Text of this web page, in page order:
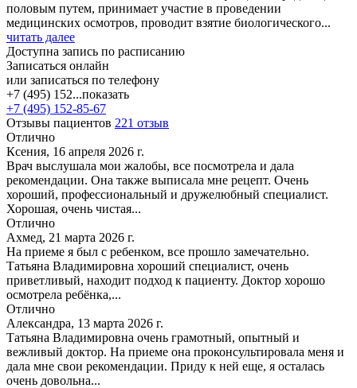
половым путем, принимает участие в проведении
медицинских осмотров, проводит взятие биологического...
читать далее
Доступна запись по расписанию
Записаться онлайн
или записаться по телефону
+7 (495) 152...показать
+7 (495) 152-85-67
Отзывы пациентов 221 отзыв
Отлично
Ксения, 16 апреля 2026 г.
Врач выслушала мои жалобы, все посмотрела и дала
рекомендации. Она также выписала мне рецепт. Очень
хороший, профессиональный и дружелюбный специалист.
Хорошая, очень чистая...
Отлично
Ахмед, 21 марта 2026 г.
На приеме я был с ребенком, все прошло замечательно.
Татьяна Владимировна хороший специалист, очень
приветливый, находит подход к пациенту. Доктор хорошо
осмотрела ребёнка,...
Отлично
Александра, 13 марта 2026 г.
Татьяна Владимировна очень грамотный, опытный и
вежливый доктор. На приеме она проконсультировала меня и
дала мне свои рекомендации. Приду к ней еще, я осталась
очень довольна...